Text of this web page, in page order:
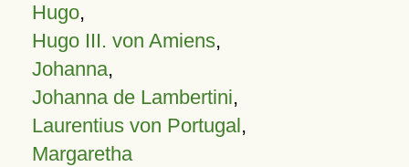
Hugo,
Hugo III. von Amiens,
Johanna,
Johanna de Lambertini,
Laurentius von Portugal,
Margaretha